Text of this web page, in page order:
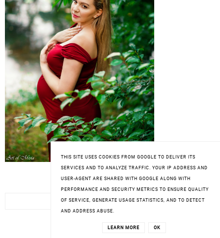
SZUKAJ
JESTEM TUTAJ
THIS SITE USES COOKIES FROM GOOGLE TO DELIVER ITS
SERVICES AND TO ANALYZE TRAFFIC. YOUR IP ADDRESS AND
USER-AGENT ARE SHARED WITH GOOGLE ALONG WITH
PERFORMANCE AND SECURITY METRICS TO ENSURE QUALITY
OF SERVICE, GENERATE USAGE STATISTICS, AND TO DETECT
AND ADDRESS ABUSE.
LEARN MORE OK